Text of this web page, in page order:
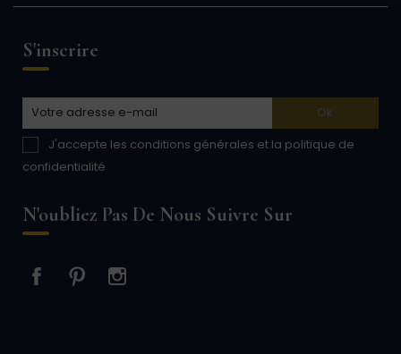
S'inscrire
J'accepte les conditions générales et la politique de
confidentialité
N'oubliez Pas De Nous Suivre Sur
FacebookPinterest